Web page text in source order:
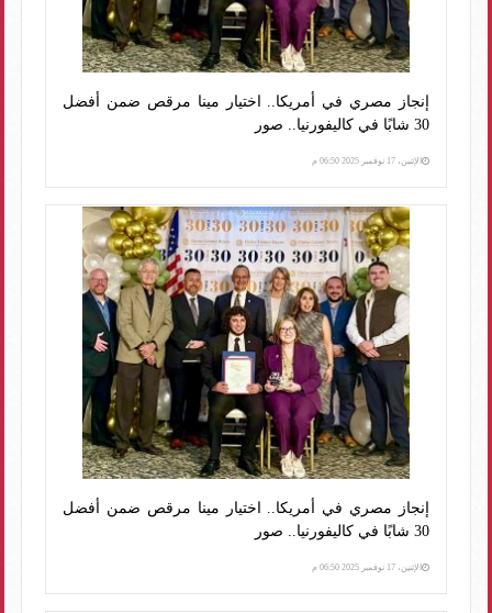
إنجاز مصري في أمريكا.. اختيار مينا مرقص ضمن أفضل
30 شابًا في كاليفورنيا.. صور
الإثنين، 17 نوفمبر 2025 06:50 م
إنجاز مصري في أمريكا.. اختيار مينا مرقص ضمن أفضل
30 شابًا في كاليفورنيا.. صور
الإثنين، 17 نوفمبر 2025 06:50 م